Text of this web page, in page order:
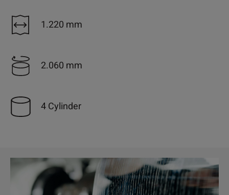
1.220 mm
2.060 mm
4 Cylinder